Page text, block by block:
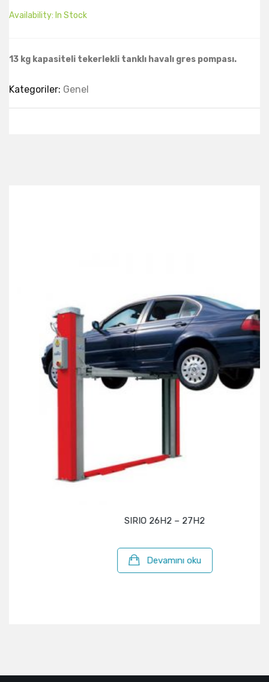
Availability: In Stock
13 kg kapasiteli tekerlekli tanklı havalı gres pompası.
Kategoriler: Genel
SIRIO 26H2 – 27H2
Devamını oku